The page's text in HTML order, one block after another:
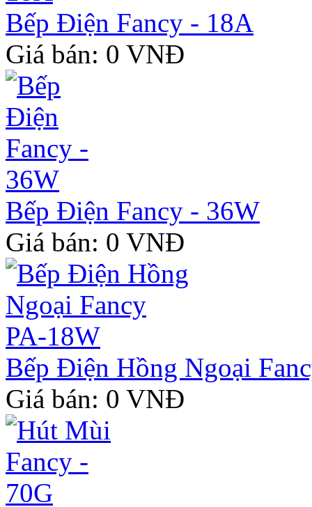
Bếp Điện Fancy - 18A
Giá bán: 0 VNĐ
Bếp Điện Fancy - 36W
Giá bán: 0 VNĐ
Bếp Điện Hồng Ngoại
Giá bán: 0 VNĐ